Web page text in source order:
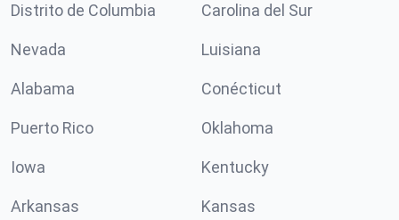
Distrito de Columbia Carolina del Sur
Nevada Luisiana
Alabama Conécticut
Puerto Rico Oklahoma
Iowa Kentucky
Arkansas Kansas